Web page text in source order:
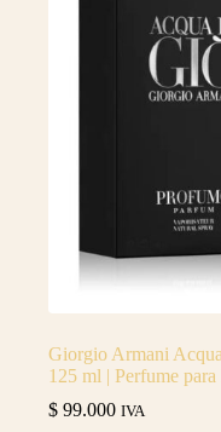
Giorgio Armani
125 ml | Perfume
$ 99.000 IVA